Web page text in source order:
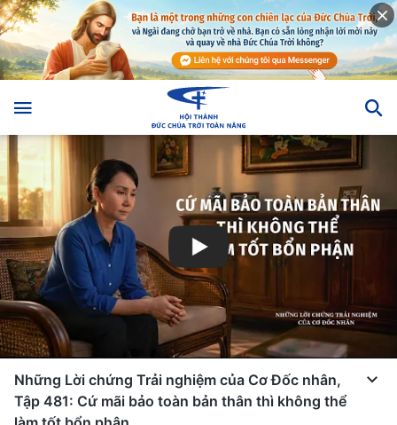
Những Lời chứng Trải nghiệm của Cơ Đốc nhân,
Tập 481: Cứ mãi bảo toàn bản thân thì không thể